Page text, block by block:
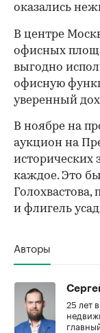
оказались
В центре
офисных
выгодно
офисную
уверенный
В ноябре на
аукцион на
исторических
каждое. Это
Голохвастова,
и флигель
Авторы
25 лет